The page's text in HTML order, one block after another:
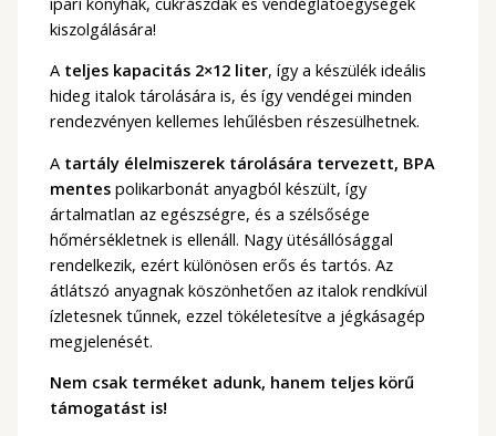
kiszolgálására!
A teljes kapacitás 2×12 liter, így a készülék ideális
hideg italok tárolására is, és így vendégei minden
rendezvényen kellemes lehűlésben részesülhetnek.
A tartály élelmiszerek tárolására tervezett, BPA
mentes polikarbonát anyagból készült, így
ártalmatlan az egészségre, és a szélsősége
hőmérsékletnek is ellenáll. Nagy ütésállósággal
rendelkezik, ezért különösen erős és tartós. Az
átlátszó anyagnak köszönhetően az italok rendkívül
ízletesnek tűnnek, ezzel tökéletesítve a jégkásagép
megjelenését.
Nem csak terméket adunk, hanem teljes körű
támogatást is!